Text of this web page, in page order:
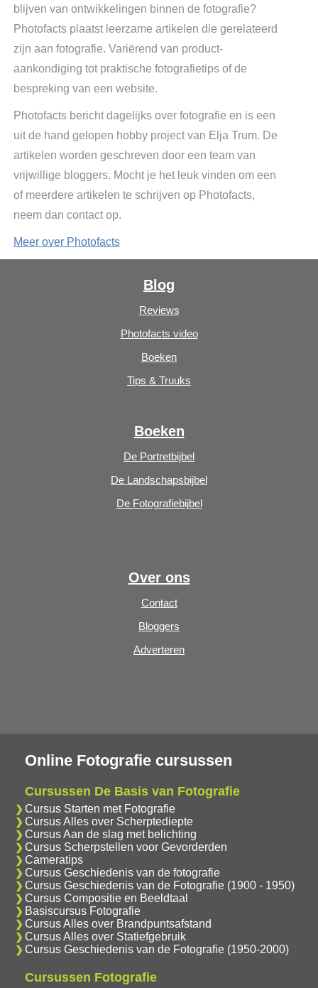
blijven van ontwikkelingen binnen de fotografie?
Photofacts plaatst leerzame artikelen die gerelateerd
zijn aan fotografie. Variërend van product-
aankondiging tot praktische fotografietips of de
bespreking van een website.
Photofacts bericht dagelijks over fotografie en is een
uit de hand gelopen hobby project van Elja Trum. De
artikelen worden geschreven door een team van
vrijwillige bloggers. Mocht je het leuk vinden om een
of meerdere artikelen te schrijven op Photofacts,
neem dan contact op.
Meer over Photofacts
Blog
Reviews
Photofacts video
Boeken
Tips & Truuks
Boeken
De Portretbijbel
De Landschapsbijbel
De Fotografiebijbel
Over ons
Contact
Bloggers
Adverteren
Online Fotografie cursussen
Cursussen De Basis van Fotografie
Cursus Starten met Fotografie
Cursus Alles over Scherptediepte
Cursus Aan de slag met belichting
Cursus Scherpstellen voor Gevorderden
Cameratips
Cursus Geschiedenis van de fotografie
Cursus Geschiedenis van de Fotografie (1900 - 1950)
Cursus Compositie en Beeldtaal
Basiscursus Fotografie
Cursus Alles over Brandpuntsafstand
Cursus Alles over Statiefgebruik
Cursus Geschiedenis van de Fotografie (1950-2000)
Cursussen Fotografie